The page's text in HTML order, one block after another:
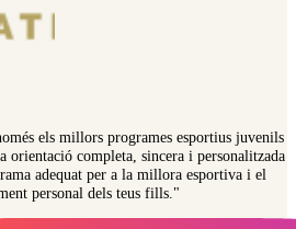
els millors programes esportius juvenils
completa, sincera i personalitzada
adequat per a la millora esportiva i el
personal dels teus fills."